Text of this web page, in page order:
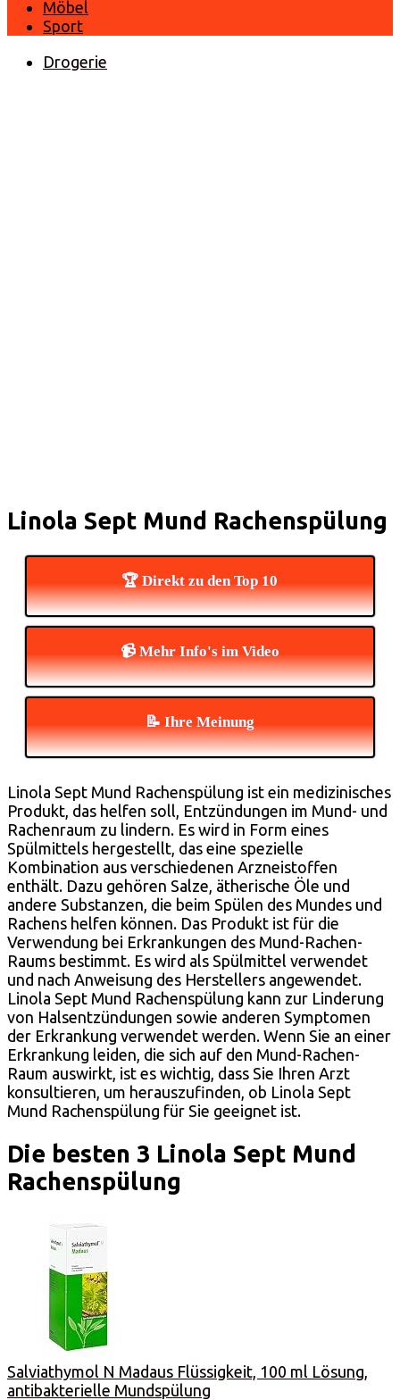
Möbel
Sport
Drogerie
Linola Sept Mund Rachenspülung
🏆 Direkt zu den Top 10
📹 Mehr Info's im Video
📝 Ihre Meinung
Linola Sept Mund Rachenspülung ist ein medizinisches
Produkt, das helfen soll, Entzündungen im Mund- und
Rachenraum zu lindern. Es wird in Form eines
Spülmittels hergestellt, das eine spezielle
Kombination aus verschiedenen Arzneistoffen
enthält. Dazu gehören Salze, ätherische Öle und
andere Substanzen, die beim Spülen des Mundes und
Rachens helfen können. Das Produkt ist für die
Verwendung bei Erkrankungen des Mund-Rachen-
Raums bestimmt. Es wird als Spülmittel verwendet
und nach Anweisung des Herstellers angewendet.
Linola Sept Mund Rachenspülung kann zur Linderung
von Halsentzündungen sowie anderen Symptomen
der Erkrankung verwendet werden. Wenn Sie an einer
Erkrankung leiden, die sich auf den Mund-Rachen-
Raum auswirkt, ist es wichtig, dass Sie Ihren Arzt
konsultieren, um herauszufinden, ob Linola Sept
Mund Rachenspülung für Sie geeignet ist.
Die besten 3 Linola Sept Mund
Rachenspülung
Salviathymol N Madaus Flüssigkeit, 100 ml Lösung,
antibakterielle Mundspülung